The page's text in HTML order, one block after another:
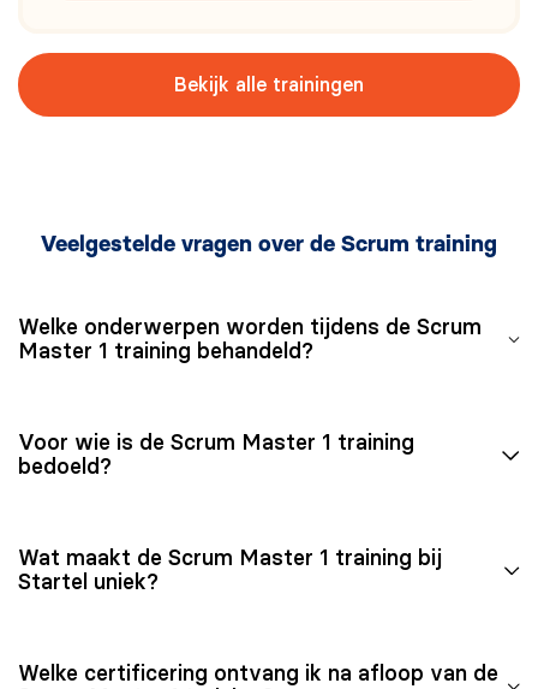
Bekijk alle trainingen
Veelgestelde vragen over de Scrum training
Welke onderwerpen worden tijdens de Scrum
Master 1 training behandeld?
worden behandeld zijn onder andere rollen en
verantwoordelijkheden binnen Scrum, Scrum in de
Voor wie is de Scrum Master 1 training
bedoeld?
beginnende Scrum Masters, agile teamleden,
projectleiders en iedereen die wil werken volgens de
Wat maakt de Scrum Master 1 training bij
Startel uniek?
praktische leerervaring met een ervaren trainer, twee
Welke certificering ontvang ik na afloop van de